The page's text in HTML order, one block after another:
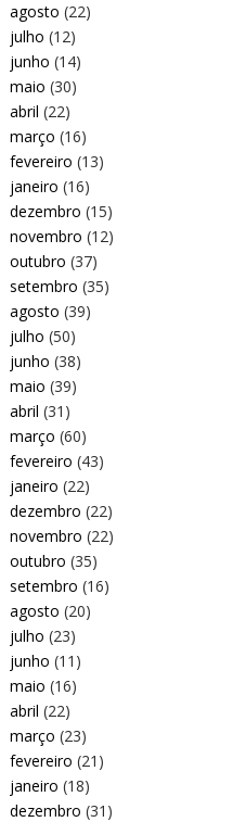
agosto (22)
julho (12)
junho (14)
maio (30)
abril (22)
março (16)
fevereiro (13)
janeiro (16)
dezembro (15)
novembro (12)
outubro (37)
setembro (35)
agosto (39)
julho (50)
junho (38)
maio (39)
abril (31)
março (60)
fevereiro (43)
janeiro (22)
dezembro (22)
novembro (22)
outubro (35)
setembro (16)
agosto (20)
julho (23)
junho (11)
maio (16)
abril (22)
março (23)
fevereiro (21)
janeiro (18)
dezembro (31)